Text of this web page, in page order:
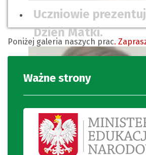
Uczniowie
Dzień Matki.
Poniżej galeria naszych prac.
Ważne strony